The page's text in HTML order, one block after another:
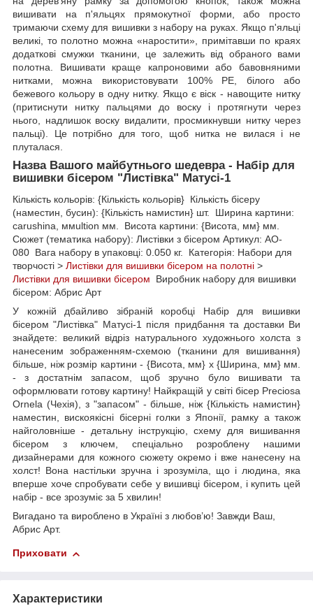
вишивати на п'яльцях прямокутної форми, або просто
тримаючи схему для вишивки з набору на руках. Якщо п'яльці
великі, то полотно можна «наростити», примітавши по краях
додаткові смужки тканини, це залежить від обраного вами
полотна. Вишивати краще капроновими або бавовняними
нитками, можна використовувати 100% РЕ, білого або
бежевого кольору в одну нитку. Якщо є віск - навощите нитку
(притиснути нитку пальцями до воску і протягнути через
нього, надлишок воску видалити, просмикнувши нитку через
пальці). Це потрібно для того, щоб нитка не вилася і не
плуталася.
Назва Вашого майбутнього шедевра - Набір для
вишивки бісером "Листівка" Матусі-1
Кількість кольорів: {Кількість кольорів} Кількість бісеру
(наместин, бусин): {Кількість намистин} шт. Ширина картини:
carushina, ммultion мм. Висота картини: {Висота, мм} мм.
Сюжет (тематика набору): Листівки з бісером Артикул: AO-
080 Вага набору в упаковці: 0.050 кг. Категорія: Набори для
творчості > Листівки для вишивки бісером на полотні >
Листівки для вишивки бісером Виробник набору для вишивки
бісером: Абрис Арт
У кожній дбайливо зібраній коробці Набір для вишивки
бісером "Листівка" Матусі-1 після придбання та доставки Ви
знайдете: великий відріз натурального художнього холста з
нанесеним зображенням-схемою (тканини для вишивання)
більше, ніж розмір картини - {Висота, мм} х {Ширина, мм} мм.
- з достатнім запасом, щоб зручно було вишивати та
оформлювати готову картину! Найкращій у світі бісер Preciosa
Ornela (Чехія), з "запасом" - більше, ніж {Кількість намистин}
наместин, вискоякісні бісерні голки з Японії, рамку а також
найголовніше - детальну інструкцію, схему для вишивання
бісером з ключем, спеціально розроблену нашими
дизайнерами для кожного сюжету окремо і вже нанесену на
холст! Вона настільки зручна і зрозуміла, що і людина, яка
вперше хоче спробувати себе у вишивці бісером, і купить цей
набір - все зрозуміє за 5 хвилин!
Вигадано та вироблено в Україні з любов’ю! Завжди Ваш,
Абрис Арт.
Приховати
Характеристики